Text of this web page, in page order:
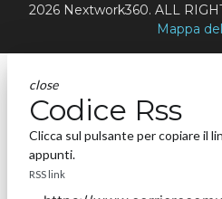
2026 Nextwork360. ALL
Mappa
close
Codice Rss
Clicca sul pulsante per copiare il
appunti.
RSS link